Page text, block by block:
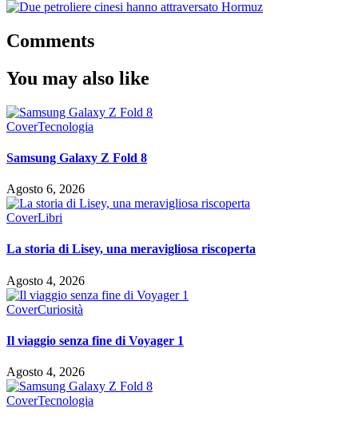
Comments
You may also like
CoverTecnologia
Samsung Galaxy Z Fold 8
Agosto 6, 2026
CoverLibri
La storia di Lisey, una meravigliosa riscoperta
Agosto 4, 2026
CoverCuriosità
Il viaggio senza fine di Voyager 1
Agosto 4, 2026
CoverTecnologia